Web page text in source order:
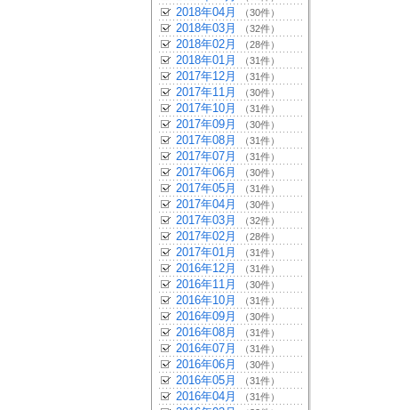
2018年04月 （30件）
2018年03月 （32件）
2018年02月 （28件）
2018年01月 （31件）
2017年12月 （31件）
2017年11月 （30件）
2017年10月 （31件）
2017年09月 （30件）
2017年08月 （31件）
2017年07月 （31件）
2017年06月 （30件）
2017年05月 （31件）
2017年04月 （30件）
2017年03月 （32件）
2017年02月 （28件）
2017年01月 （31件）
2016年12月 （31件）
2016年11月 （30件）
2016年10月 （31件）
2016年09月 （30件）
2016年08月 （31件）
2016年07月 （31件）
2016年06月 （30件）
2016年05月 （31件）
2016年04月 （31件）